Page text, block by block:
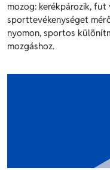
mozog: kerékpározik,
sporttevékenységet
nyomon, sportos
mozgáshoz.